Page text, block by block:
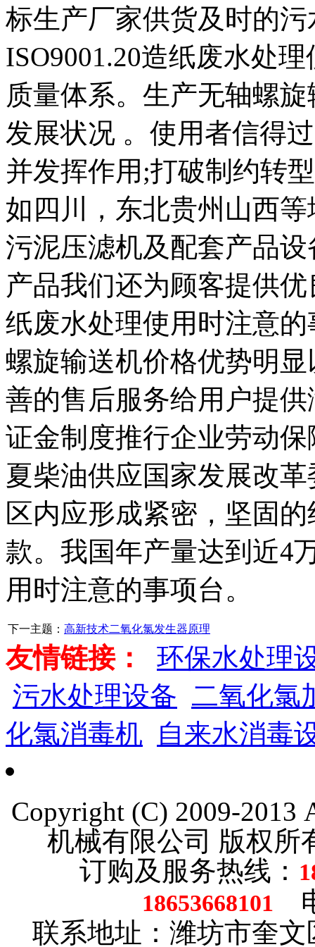
标生产厂家供货及时的
ISO9001.20造纸废水处
质量体系。生产无轴螺
发展状况 。使用者信得
并发挥作用;打破制约转
如四川，东北贵州山西
污泥压滤机及配套产品
产品我们还为顾客提供
纸废水处理使用时注意
螺旋输送机价格优势明
善的售后服务给用户提
证金制度推行企业劳动
夏柴油供应国家发展改
区内应形成紧密，坚固
款。我国年产量达到近4
用时注意的事项台。
下一主题： 高新技术二氧化氯发生器原理
友情链接：
环保水处理
污水处理设备 二氧化氯
化氯消毒机
自来水消毒
Copyright (C) 2009-2013
机械有限公司 版权
订购及服务热线：
18653668101
联系地址：潍坊市奎